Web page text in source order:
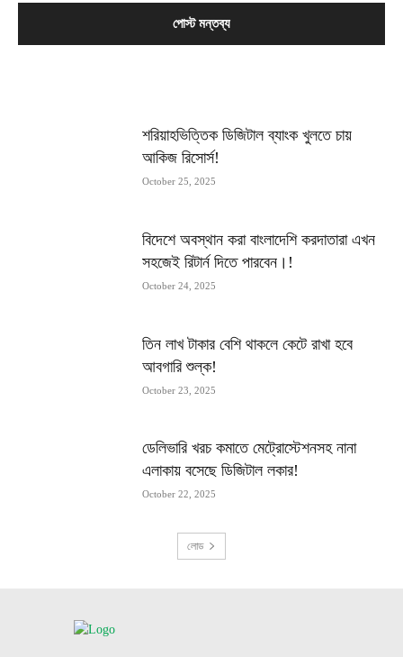
শরিয়াহভিত্তিক ডিজিটাল ব্যাংক খুলতে চায়
আকিজ রিসোর্স!
October 25, 2025
বিদেশে অবস্থান করা বাংলাদেশি করদাতারা এখন
সহজেই রিটার্ন দিতে পারবেন।!
October 24, 2025
তিন লাখ টাকার বেশি থাকলে কেটে রাখা হবে
আবগারি শুল্ক!
October 23, 2025
ডেলিভারি খরচ কমাতে মেট্রোস্টেশনসহ নানা
এলাকায় বসেছে ডিজিটাল লকার!
October 22, 2025
লোড